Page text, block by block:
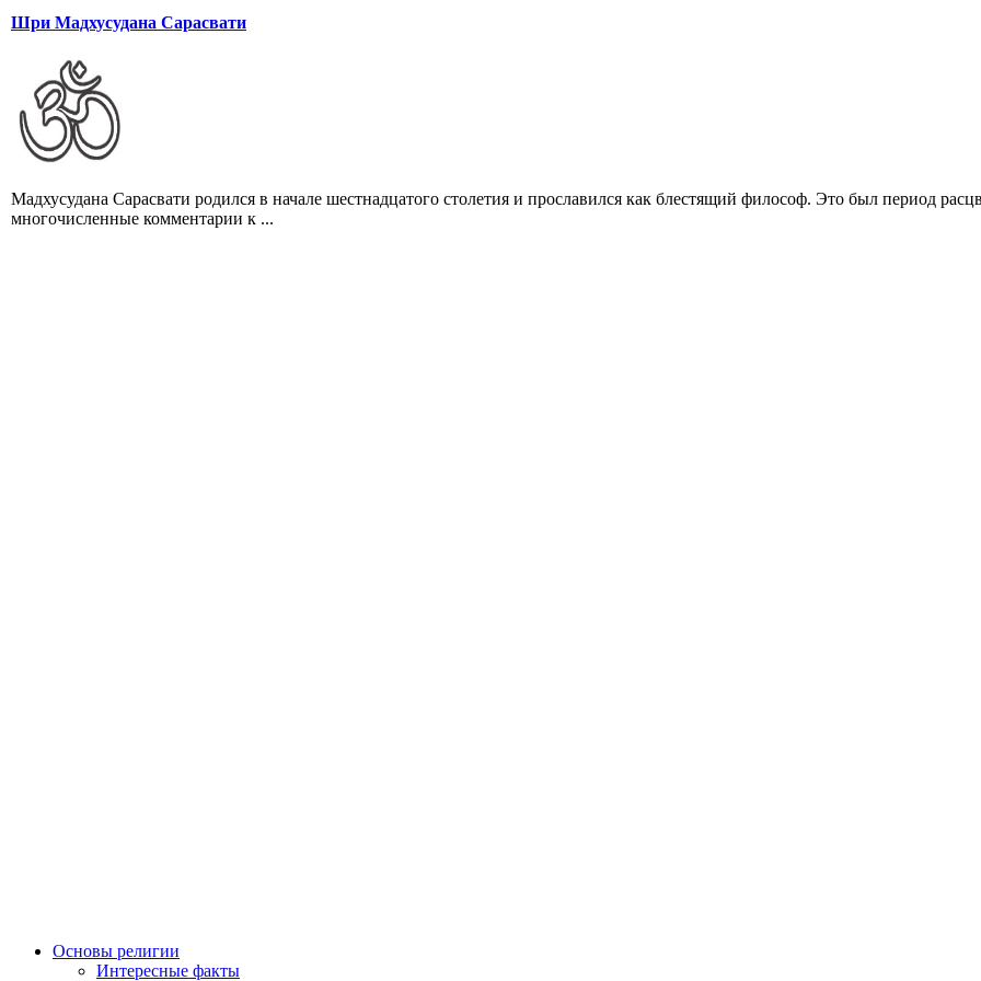
Шри Мадхусудана Сарасвати
Мадхусудана Сарасвати родился в начале шестнадцатого столетия и прославился как блестящий философ. Это был период
многочисленные комментарии к ...
Основы религии
Интересные факты